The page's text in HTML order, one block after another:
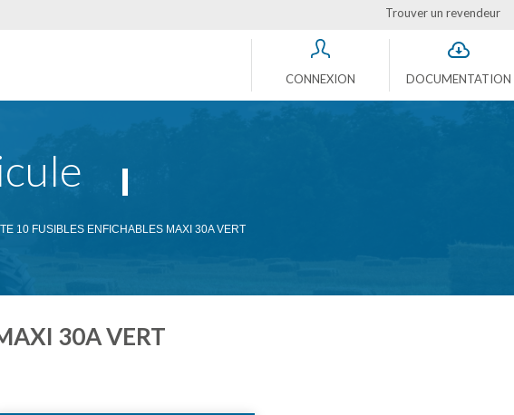
Trouver un revendeur
CONNEXION DOCUMENTATION
10 FUSIBLES ENFICHABLES MAXI 30A VERT
30A VERT